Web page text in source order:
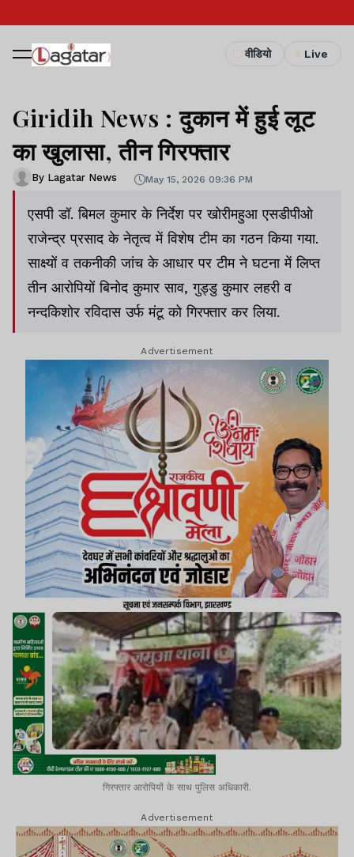
वीडियो Live
Giridih News : दुकान में हुई लूट
का खुलासा, तीन गिरफ्तार
By Lagatar News May 15, 2026 09:36 PM
एसपी डॉ. बिमल कुमार के निर्देश पर खोरीमहुआ एसडीपीओ
राजेन्द्र प्रसाद के नेतृत्व में विशेष टीम का गठन किया गया.
साक्ष्यों व तकनीकी जांच के आधार पर टीम ने घटना में लिप्त
तीन आरोपियों बिनोद कुमार साव, गुड्डु कुमार लहरी व
नन्दकिशोर रविदास उर्फ मंटू को गिरफ्तार कर लिया.
Advertisement
गिरफ्तार आरोपियों के साथ पुलिस अधिकारी.
Advertisement